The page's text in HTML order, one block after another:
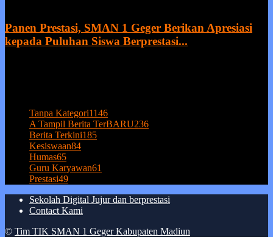
Panen Prestasi, SMAN 1 Geger Berikan Apresiasi
kepada Puluhan Siswa Berprestasi...
Tanpa Kategori1146
A Tampil Berita TerBARU236
Berita Terkini185
Kesiswaan84
Humas65
Guru Karyawan61
Prestasi49
Sekolah Digital Jujur dan berprestasi
Contact Kami
© Tim TIK SMAN 1 Geger Kabupaten Madiun